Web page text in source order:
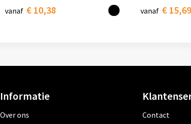
vanaf € 10,38 vanaf € 15,69
Informatie
Over ons
Contact